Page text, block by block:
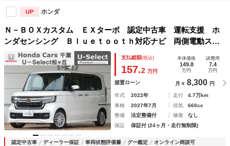
UP ホンダ
Ｎ－ＢＯＸカスタム ＥＸターボ 認定中古車 運転支援 ホ
ンダセンシング Ｂｌｕｅｔｏｏｔｈ対応ナビ 両側電動スラ
イドドア シートヒーター バックカメラ アダプティブクル
ーズコントロール ＬＥＤヘッドライト ＣＤ・ＤＶＤ再生
ターボ車
支払総額(税込)
157.2 万円
本体価格
149.8
万円
諸費用
7.4
万円
据置ローン 月々 8,300 円
年式 2022年 走行
4.7万km
車検
2027年7月 排気
660cc
整備
法定整備付 修復
なし
保証
保証付 (24ヶ月・走行無制限)
認定中古車 ディーラー保証 車両状態評価書 グー鑑定
オンライン商談可